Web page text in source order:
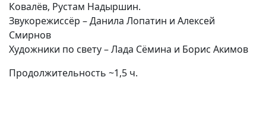
Ковалёв, Рустам Надыршин.
Звукорежиссёр – Данила Лопатин и Алексей
Смирнов
Художники по свету – Лада Сёмина и Борис Акимов
Продолжительность ~1,5 ч.